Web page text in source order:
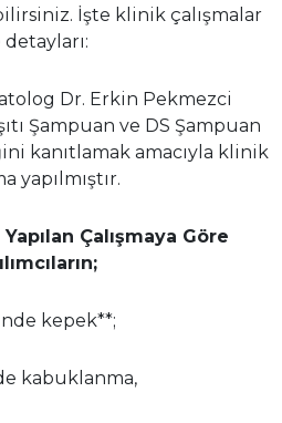
İşte klinik çalışmalar
detayları:
Dr. Erkin Pekmezci
Şampuan ve DS Şampuan
kanıtlamak amacıyla klinik
yapılmıştır.
Çalışmaya Göre
kepek**;
kabuklanma,